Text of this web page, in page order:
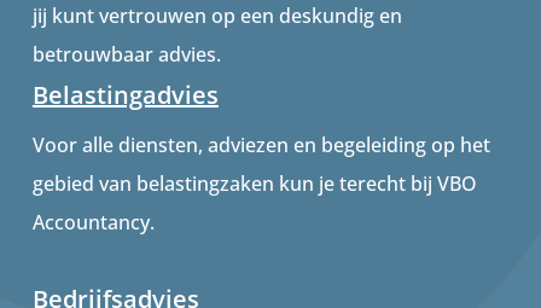
jij kunt vertrouwen op een deskundig en
betrouwbaar advies.
Belastingadvies
Voor alle diensten, adviezen en begeleiding op het
gebied van belastingzaken kun je terecht bij VBO
Accountancy.
Bedrijfsadvies